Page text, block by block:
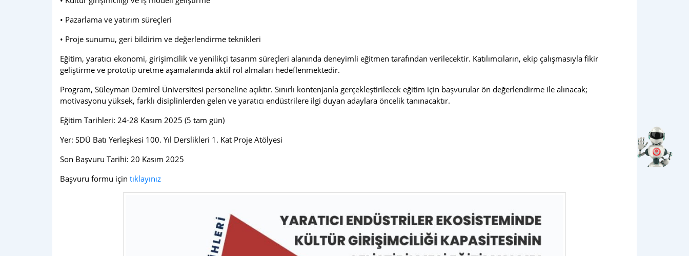
• Pazarlama ve yatırım süreçleri
• Proje sunumu, geri bildirim ve değerlendirme teknikleri
Eğitim, yaratıcı ekonomi, girişimcilik ve yenilikçi tasarım süreçleri alanında deneyimli eğitmen tarafından verilecektir. Katılımcıların, ekip çalışmasıyla fikir
geliştirme ve prototip üretme aşamalarında aktif rol almaları hedeflenmektedir.
Program, Süleyman Demirel Üniversitesi personeline açıktır. Sınırlı kontenjanla gerçekleştirilecek eğitim için başvurular ön değerlendirme ile alınacak;
motivasyonu yüksek, farklı disiplinlerden gelen ve yaratıcı endüstrilere ilgi duyan adaylara öncelik tanınacaktır.
Eğitim Tarihleri: 24-28 Kasım 2025 (5 tam gün)
Yer: SDÜ Batı Yerleşkesi 100. Yıl Derslikleri 1. Kat Proje Atölyesi
Son Başvuru Tarihi: 20 Kasım 2025
Başvuru formu için tıklayınız